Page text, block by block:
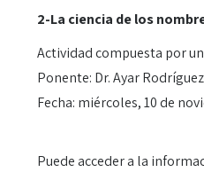
2-La ciencia de los
Actividad compuesta por
Ponente: Dr. Ayar
Fecha: miércoles, 10 de
Puede acceder a la